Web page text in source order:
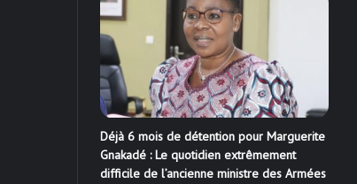
Déjà 6 mois de détention pour Marguerite
Gnakadé : Le quotidien extrêmement
difficile de l’ancienne ministre des Armées